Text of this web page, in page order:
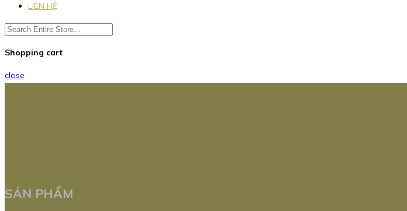
LIÊN HỆ
Shopping cart
close
SẢN PHẨM